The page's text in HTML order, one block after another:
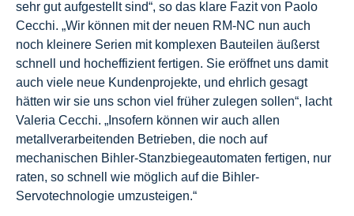
sehr gut aufgestellt sind“, so das klare Fazit von Paolo
Cecchi. „Wir können mit der neuen RM-NC nun auch
noch kleinere Serien mit komplexen Bauteilen äußerst
schnell und hocheffizient fertigen. Sie eröffnet uns damit
auch viele neue Kundenprojekte, und ehrlich gesagt
hätten wir sie uns schon viel früher zulegen sollen“, lacht
Valeria Cecchi. „Insofern können wir auch allen
metallverarbeitenden Betrieben, die noch auf
mechanischen Bihler-Stanzbiegeautomaten fertigen, nur
raten, so schnell wie möglich auf die Bihler-
Servotechnologie umzusteigen.“